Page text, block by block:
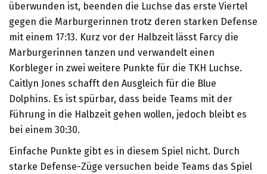
überwunden ist, beenden die Luchse das erste Viertel
gegen die Marburgerinnen trotz deren starken Defense
mit einem 17:13. Kurz vor der Halbzeit lässt Farcy die
Marburgerinnen tanzen und verwandelt einen
Korbleger in zwei weitere Punkte für die TKH Luchse.
Caitlyn Jones schafft den Ausgleich für die Blue
Dolphins. Es ist spürbar, dass beide Teams mit der
Führung in die Halbzeit gehen wollen, jedoch bleibt es
bei einem 30:30.
Einfache Punkte gibt es in diesem Spiel nicht. Durch
starke Defense-Züge versuchen beide Teams das Spiel